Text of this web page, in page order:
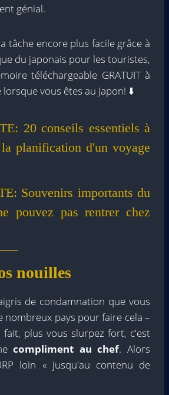
génial.
tâche encore plus facile grâce à
du japonais pour les touristes,
téléchargeable GRATUIT à
vous êtes au Japon! ⬇️
20 conseils essentiels à
planification d'un voyage
Souvenirs importants du
pouvez pas rentrer chez
nouilles
de condamnation que vous
nombreux pays pour faire cela –
fait, plus vous slurpez fort, c'est
compliment au chef. Alors
loin « jusqu'au contenu de